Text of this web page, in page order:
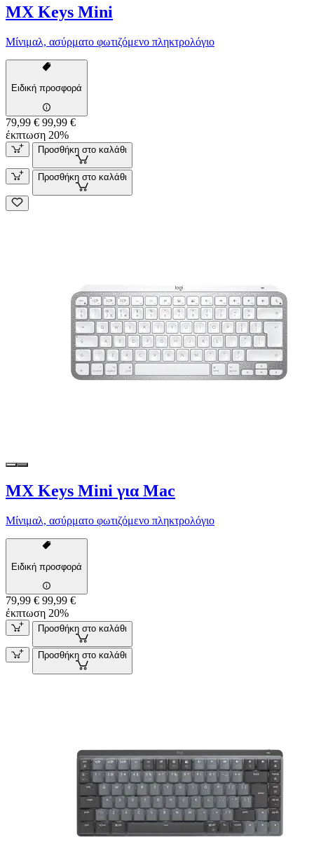
MX Keys Mini
Μίνιμαλ, ασύρματο φωτιζόμενο πληκτρολόγιο
Ειδική προσφορά
79,99 € 99,99 €
έκπτωση 20%
Προσθήκη στο καλάθι
Προσθήκη στο καλάθι
MX Keys Mini για Mac
Μίνιμαλ, ασύρματο φωτιζόμενο πληκτρολόγιο
Ειδική προσφορά
79,99 € 99,99 €
έκπτωση 20%
Προσθήκη στο καλάθι
Προσθήκη στο καλάθι